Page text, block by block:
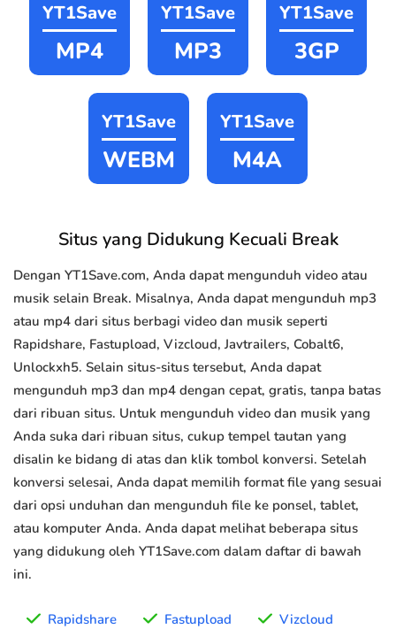
YT1Save
MP4
YT1Save
MP3
YT1Save
3GP
YT1Save
WEBM
YT1Save
M4A
Situs yang Didukung Kecuali Break
Dengan YT1Save.com, Anda dapat mengunduh video atau
musik selain Break. Misalnya, Anda dapat mengunduh mp3
atau mp4 dari situs berbagi video dan musik seperti
Rapidshare, Fastupload, Vizcloud, Javtrailers, Cobalt6,
Unlockxh5. Selain situs-situs tersebut, Anda dapat
mengunduh mp3 dan mp4 dengan cepat, gratis, tanpa batas
dari ribuan situs. Untuk mengunduh video dan musik yang
Anda suka dari ribuan situs, cukup tempel tautan yang
disalin ke bidang di atas dan klik tombol konversi. Setelah
konversi selesai, Anda dapat memilih format file yang sesuai
dari opsi unduhan dan mengunduh file ke ponsel, tablet,
atau komputer Anda. Anda dapat melihat beberapa situs
yang didukung oleh YT1Save.com dalam daftar di bawah
ini.
Rapidshare Fastupload Vizcloud